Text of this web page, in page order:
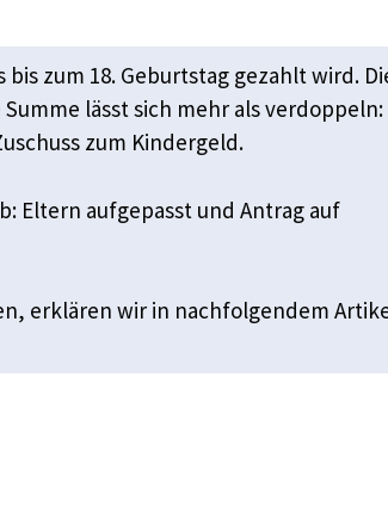
zum 18. Geburtstag gezahlt wird.
lässt sich mehr als
zum Kindergeld.
Eltern aufgepasst und Antrag auf
erklären wir in nachfolgendem